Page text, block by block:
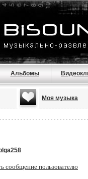
Альбомы
Моя музыка
сообщение пользователю